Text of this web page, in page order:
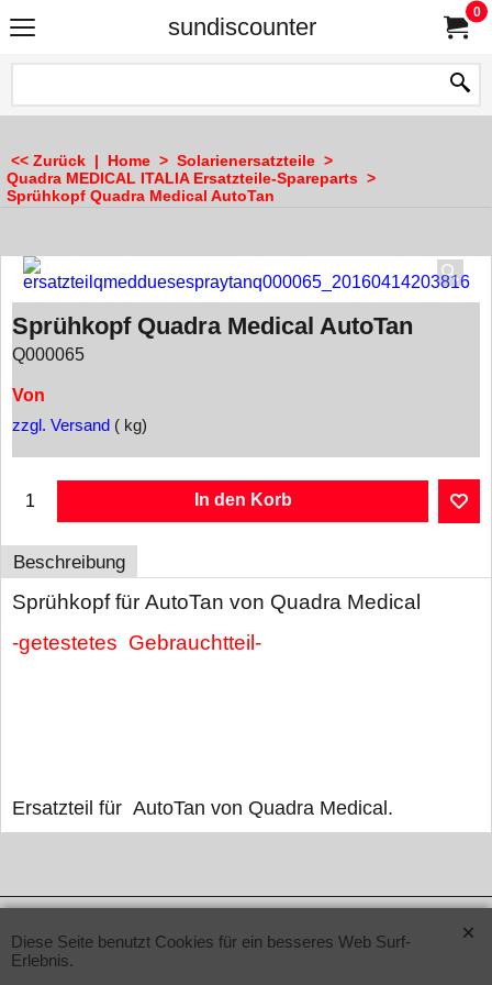
sundiscounter
0
<< Zurück | Home > Solarienersatzteile >
Quadra MEDICAL ITALIA Ersatzteile-Spareparts >
Sprühkopf Quadra Medical AutoTan
Sprühkopf Quadra Medical AutoTan
Q000065
Von
zzgl. Versand kg
In den Korb
Beschreibung
Sprühkopf für AutoTan von Quadra Medical
-getestetes Gebrauchtteil-
Ersatzteil für AutoTan von Quadra Medical.
Diese Seite benutzt Cookies für ein besseres Web Surf-
Erlebnis.